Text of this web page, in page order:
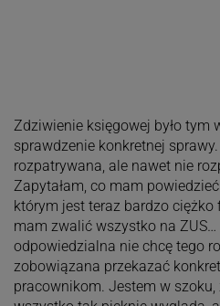
Zdziwienie księgowej było tym
sprawdzenie konkretnej
rozpatrywana, ale nawet nie
Zapytałam, co mam
którym jest teraz bardzo ciężko
mam zwalić wszystko na
odpowiedzialna nie chcę tego
zobowiązana przekazać
pracownikom. Jestem w szoku,